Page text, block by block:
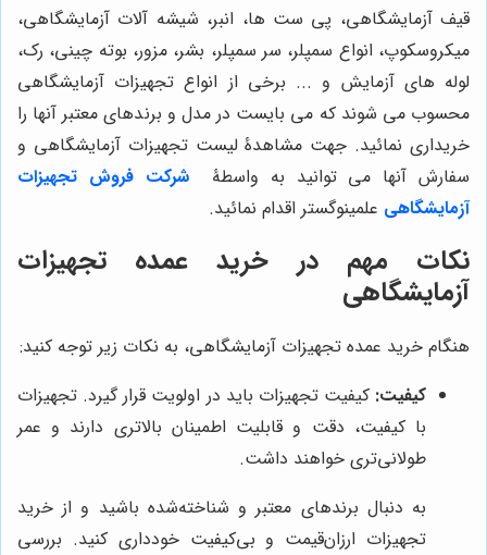
قیف آزمایشگاهی، پی ست ها، انبر، شیشه آلات آزمایشگاهی،
میکروسکوپ، انواع سمپلر، سر سمپلر، بشر، مزور، بوته چینی، رک،
لوله های آزمایش و ... برخی از انواع تجهیزات آزمایشگاهی
محسوب می شوند که می بایست در مدل و برندهای معتبر آنها را
خریداری نمائید. جهت مشاهدۀ لیست تجهیزات آزمایشگاهی و
سفارش آنها می توانید به واسطۀ
شرکت فروش تجهیزات
آزمایشگاهی علمینوگستر اقدام نمائید.
نکات مهم در خرید عمده تجهیزات
آزمایشگاهی
هنگام خرید عمده تجهیزات آزمایشگاهی، به نکات زیر توجه کنید:
کیفیت: کیفیت تجهیزات باید در اولویت قرار گیرد. تجهیزات
با کیفیت، دقت و قابلیت اطمینان بالاتری دارند و عمر
طولانی‌تری خواهند داشت.
به دنبال برندهای معتبر و شناخته‌شده باشید و از خرید
تجهیزات ارزان‌قیمت و بی‌کیفیت خودداری کنید. بررسی